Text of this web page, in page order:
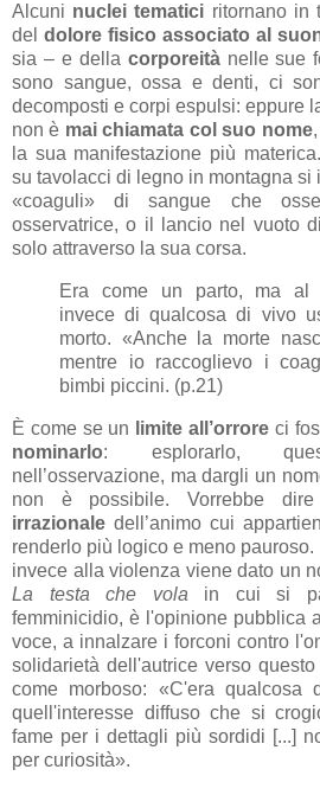
Alcuni nuclei tematici ritornano in
del dolore fisico associato al
sia – e della corporeitànelle sue
sono sangue, ossa e denti, ci
decomposti e corpi espulsi: eppure
non è mai chiamata col suo nome
la sua manifestazione più
su tavolacci di legno in montagna si
«coaguli» di sangue che
osservatrice, o il lancio nel vuoto
solo attraverso la sua corsa.
Era come un parto, ma al
invece di qualcosa di vivo
morto. «Anche la morte
mentre io raccoglievo i
bimbi piccini. (p.21)
È come se un limite all’orrore ci
nominarlo: esplorarlo,
nell’osservazione, ma dargli un
non è possibile. Vorrebbe
irrazionale dell’animo cui
renderlo più logico e meno
invece alla violenza viene dato un
La testa che vola in cui si
femminicidio, è l'opinione pubblica
voce, a innalzare i forconi contro
solidarietà dell'autrice verso
come morboso: «C'era
quell'interesse diffuso che si
fame per i dettagli più sordidi [...]
per curiosità».